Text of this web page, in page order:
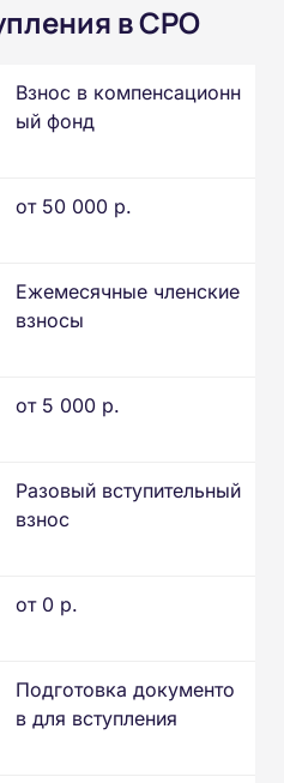
в СРО
Взнос в компенсационн
ый фонд
от 50 000 р.
Ежемесячные членские
взносы
от 5 000 р.
Разовый вступительный
взнос
от 0 р.
Подготовка документо
в для вступления